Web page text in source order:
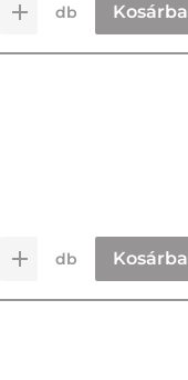
db Kosárba
db Kosárba